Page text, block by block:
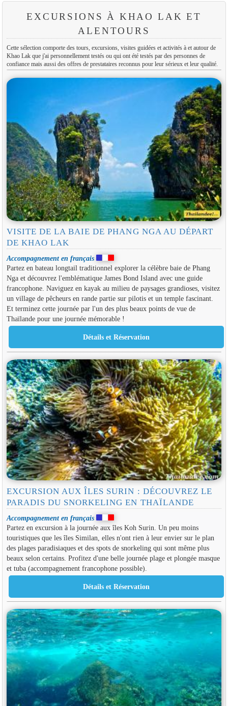
EXCURSIONS À KHAO LAK ET
ALENTOURS
Cette sélection comporte des tours, excursions, visites guidées et activités à et autour de
Khao Lak que j'ai personnellement testés ou qui ont été testés par des personnes de
confiance mais aussi des offres de prestataires reconnus pour leur sérieux et leur qualité.
VISITE DE LA BAIE DE PHANG NGA AU DÉPART
DE KHAO LAK
Accompagnement en français
Partez en bateau longtail traditionnel explorer la célèbre baie de Phang
Nga et découvrez l'emblématique James Bond Island avec une guide
francophone. Naviguez en kayak au milieu de paysages grandioses, visitez
un village de pêcheurs en rande partie sur pilotis et un temple fascinant.
Et terminez cette journée par l'un des plus beaux points de vue de
Thaïlande pour une journée mémorable !
EXCURSION AUX ÎLES SURIN : DÉCOUVREZ LE
PARADIS DU SNORKELING EN THAÏLANDE
Accompagnement en français
Partez en excursion à la journée aux îles Koh Surin. Un peu moins
touristiques que les îles Similan, elles n'ont rien à leur envier sur le plan
des plages paradisiaques et des spots de snorkeling qui sont même plus
beaux selon certains. Profitez d'une belle journée plage et plongée masque
et tuba (accompagnement francophone possible).